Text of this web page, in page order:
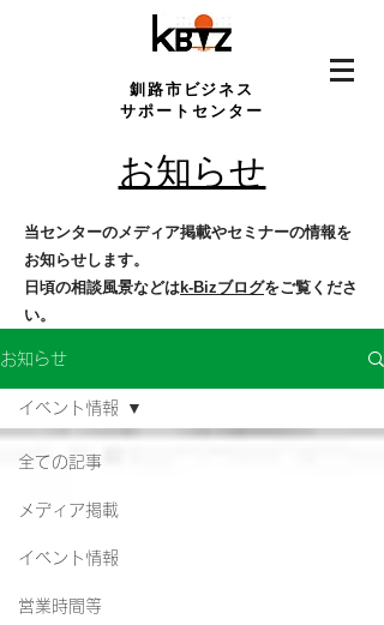
釧路市ビジネス
サポートセンター
​お知らせ
当センターのメディア掲載やセミナーの情報を
お知らせします。
日頃の相談風景などはk-Bizブログをご覧くださ
い。
お知らせ
全ての記事
メディア掲載
イベント情報
営業時間等
イベント情報